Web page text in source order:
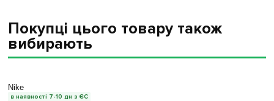
Покупці цього товару також
вибирають
Nike
в наявності 7-10 дн з ЄС